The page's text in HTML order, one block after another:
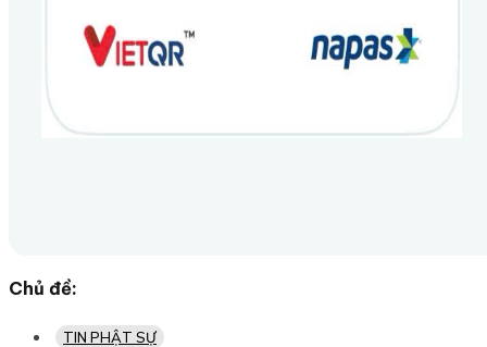
Chủ đề:
TIN PHẬT SỰ